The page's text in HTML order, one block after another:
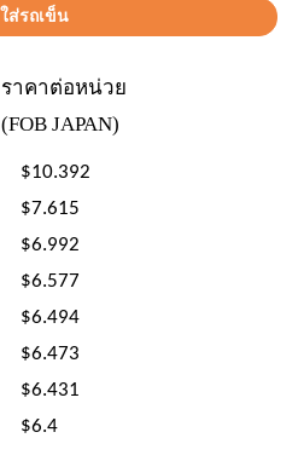
ราคาต่อหน่วย
(FOB JAPAN)
$10.392
$7.615
$6.992
$6.577
$6.494
$6.473
$6.431
$6.4